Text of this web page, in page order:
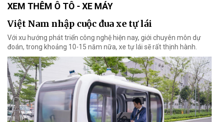
XEM THÊM Ô TÔ - XE MÁY
Việt Nam nhập cuộc đua xe tự lái
Với xu hướng phát triển công nghệ hiện nay, giới chuyên môn dự
đoán, trong khoảng 10-15 năm nữa, xe tự lái sẽ rất thịnh hành.